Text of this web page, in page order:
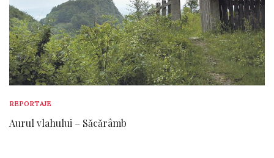
REPORTAJE
Aurul vlahului – Săcărâmb